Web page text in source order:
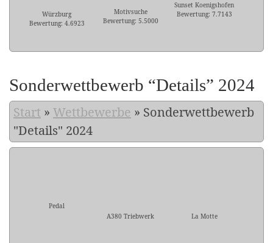
Würzburg
Bewertung: 4.6923
Motivsuche
Bewertung: 5.5000
Sunset Koenigshofen
Bewertung: 7.7143
Sonderwettbewerb “Details” 2024
Start » Wettbewerbe » Sonderwettbewerb
"Details" 2024
Pedal
A380 Triebwerk
La Motte